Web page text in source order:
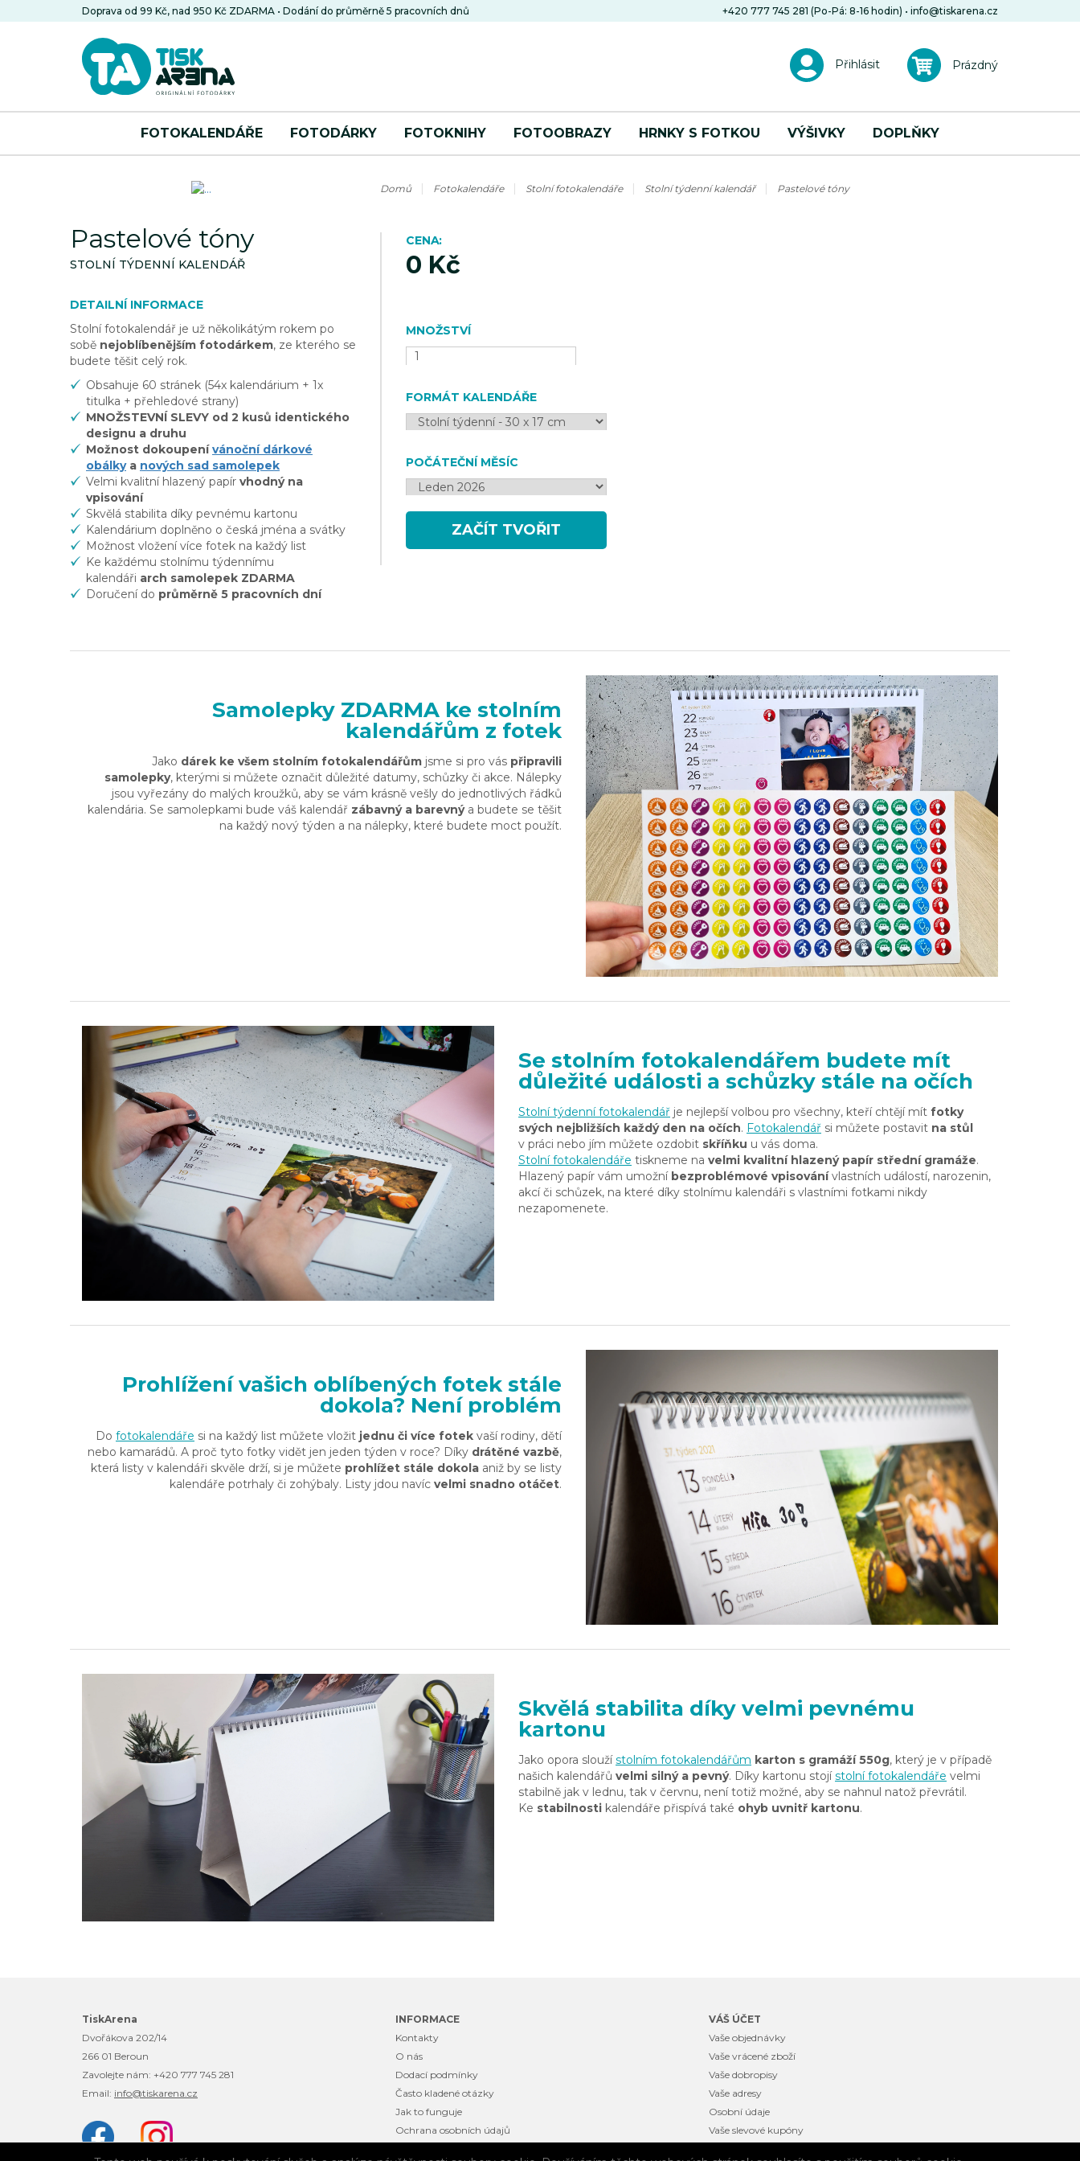
Doprava od 99 Kč, nad 950 Kč ZDARMA • Dodání do průměrně 5 pracovních dnů +420 777 745 281 (Po-Pá: 8-16 hodin) • info@tiskarena.cz
Přihlásit Prázdný
FOTOKALENDÁŘE FOTODÁRKY FOTOKNIHY FOTOOBRAZY HRNKY S FOTKOU VÝŠIVKY DOPLŇKY
Domů Fotokalendáře Stolní fotokalendáře Stolní týdenní kalendář Pastelové tóny
Pastelové tóny
STOLNÍ TÝDENNÍ KALENDÁŘ
DETAILNÍ INFORMACE
Stolní fotokalendář je už několikátým rokem po
sobě nejoblíbenějším fotodárkem, ze kterého se
budete těšit celý rok.
Obsahuje 60 stránek (54x kalendárium + 1x
titulka + přehledové strany)
MNOŽSTEVNÍ SLEVY od 2 kusů identického
designu a druhu
Možnost dokoupenívánoční dárkové
obálkya nových sad samolepek
Velmi kvalitní hlazený papír vhodný na
vpisování
Skvělá stabilita díky pevnému kartonu
Kalendárium doplněno o česká jména a svátky
Možnost vložení více fotek na každý list
Ke každému stolnímu týdennímu
kalendáři arch samolepek ZDARMA
Doručení do průměrně 5 pracovních dní
CENA
0 Kč
MNOŽSTVÍ
FORMÁT KALENDÁŘE
POČÁTEČNÍ MĚSÍC
ZAČÍT TVOŘIT
Samolepky ZDARMA ke stolním
kalendářům z fotek
Jako dárek ke všem stolním fotokalendářům jsme si pro vás připravili
samolepky, kterými si můžete označit důležité datumy, schůzky či akce. Nálepky
jsou vyřezány do malých kroužků, aby se vám krásně vešly do jednotlivých řádků
kalendária. Se samolepkami bude váš kalendář zábavný a barevnýa budete se těšit
na každý nový týden a na nálepky, které budete moct použít.
Se stolním fotokalendářem budete mít
důležité události a schůzky stále na očích
Stolní týdenní fotokalendář je nejlepší volbou pro všechny, kteří chtějí mít fotky
svých nejbližších každý den na očích. Fotokalendář si můžete postavit na stůl
v práci nebo jím můžete ozdobit skříňku u vás doma.
Stolní fotokalendáře tiskneme na velmi kvalitní hlazený papír střední gramáže.
Hlazený papír vám umožní bezproblémové vpisovánívlastních událostí, narozenin,
akcí či schůzek, na které díky stolnímu kalendáři s vlastními fotkami nikdy
nezapomenete.
Prohlížení vašich oblíbených fotek stále
dokola? Není problém
Do fotokalendáře si na každý list můžete vložit jednu či více fotek vaší rodiny, dětí
nebo kamarádů. A proč tyto fotky vidět jen jeden týden v roce? Díky drátěné vazbě,
která listy v kalendáři skvěle drží, si je můžete prohlížet stále dokola aniž by se listy
kalendáře potrhaly či zohýbaly. Listy jdou navíc velmi snadno otáčet.
Skvělá stabilita díky velmi pevnému
kartonu
Jako opora sloužístolním fotokalendářům karton s gramáží 550g, který je v případě
našich kalendářů velmi silný a pevný. Díky kartonu stojístolní fotokalendáře velmi
stabilně jak v lednu, tak v červnu, není totiž možné, aby se nahnul natož převrátil.
Ke stabilnosti kalendáře přispívá také ohyb uvnitř kartonu.
TiskArena
Dvořákova 202/14
266 01 Beroun
Zavolejte nám: +420 777 745 281
Email: info@tiskarena.cz
INFORMACE
Kontakty
O nás
Dodací podmínky
Často kladené otázky
Jak to funguje
Ochrana osobních údajů
VÁŠ ÚČET
Vaše objednávky
Vaše vrácené zboží
Vaše dobropisy
Vaše adresy
Osobní údaje
Vaše slevové kupóny